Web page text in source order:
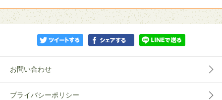
お問い合わせ
プライバシーポリシー